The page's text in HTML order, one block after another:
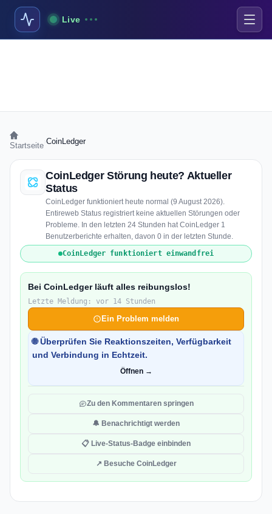
Live
Startseite CoinLedger
CoinLedger Störung heute? Aktueller
Status
CoinLedger funktioniert heute normal (9 August 2026).
Entireweb Status registriert keine aktuellen Störungen oder
Probleme. In den letzten 24 Stunden hat CoinLedger 1
Benutzerberichte erhalten, davon 0 in der letzten Stunde.
CoinLedger funktioniert einwandfrei
Bei CoinLedger läuft alles reibungslos!
Letzte Meldung: vor 14 Stunden
Ein Problem melden
🌐 Überprüfen Sie Reaktionszeiten, Verfügbarkeit
und Verbindung in Echtzeit.
Öffnen →
Zu den Kommentaren springen
🔔 Benachrichtigt werden
📋 Live-Status-Badge einbinden
↗ Besuche CoinLedger